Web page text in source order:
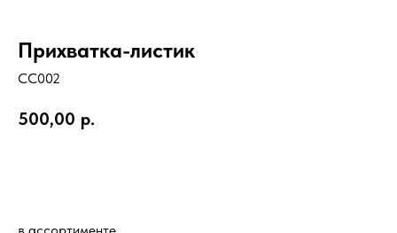
Прихватка-листик
СС002
500,00 р.